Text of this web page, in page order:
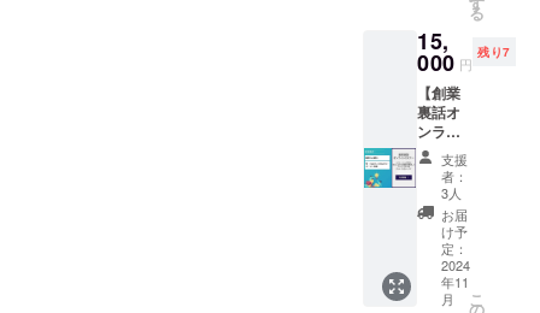
発送し
ます ・
産地：
紀の川
市 ・原
材料：
八朔
（紀の
川市
産）、
砂糖 ・
添加
物：な
し ■桃
クネー
ム）を
必ずご
記入く
ださ
い。 ※
本商品
100,000
円のブ
ロンズ
スポン
サーと
同様の
商品で
掲載方
法：文
字の
み、ロ
ゴ／バ
ナーの
掲載は
不可 ・
掲載サ
イズ：
5cmほ
どの木
製板を
予定 ・
支援
名前
（ニッ
クネー
ム）を
掲載&当
社
Instagr
amにて
スポン
サー名
を記
載。 ま
た、一
棟貸切
宿泊権2
る
15,
000 円
残り7
【創業
裏話オ
ンライ
ンセミ
ナー】
旅館業
を創業
するに
あたっ
てのプ
ロセス
や苦労
支援
者：
3人
お届
け予
定：
2024
年11
月
こ